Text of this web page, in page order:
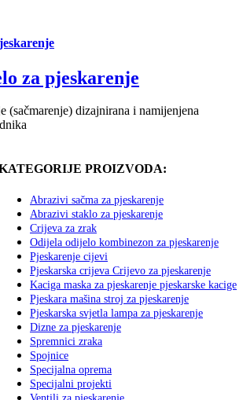
za pjeskarenje
(sačmarenje) dizajnirana i namijenjena
PROIZVODA:
Abrazivi sačma za pjeskarenje
Abrazivi staklo za pjeskarenje
Crijeva za zrak
Odijela odijelo kombinezon za pjeskarenje
Pjeskarenje cijevi
Pjeskarska crijeva Crijevo za pjeskarenje
Kaciga maska za pjeskarenje pjeskarske kacige
Pjeskara mašina stroj za pjeskarenje
Pjeskarska svjetla lampa za pjeskarenje
Dizne za pjeskarenje
Spremnici zraka
Spojnice
Specijalna oprema
Specijalni projekti